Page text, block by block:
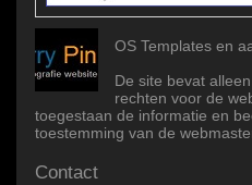
OS Templates en
De site bevat
rechten voor de
toegestaan de informatie en
toestemming van de
Contact